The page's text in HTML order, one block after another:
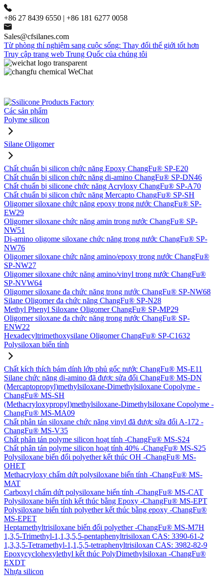
+86 27 8439 6550 | +86 181 6277 0058
Sales@cfsilanes.com
Từ phòng thí nghiệm sang cuộc sống: Thay đổi thế giới tốt hơn
Truy cập trang web Trung Quốc của chúng tôi
Các sản phẩm
Polyme silicon
Silane Oligomer
Chất chuẩn bị silicon chức năng Epoxy ChangFu® SP-E20
Chất chuẩn bị silicon chức năng di-amino ChangFu® SP-DN46
Chất chuẩn bị silicone chức năng Acryloxy ChangFu® SP-A70
Chất chuẩn bị silicon chức năng Mercapto ChangFu® SP-SH
Oligomer siloxane chức năng epoxy trong nước ChangFu® SP-
EW29
Oligomer siloxane chức năng amin trong nước ChangFu® SP-
NW51
Di-amino oligome siloxane chức năng trong nước ChangFu® SP-
NW76
Oligomer siloxane chức năng amino/epoxy trong nước ChangFu®
SP-NW27
Oligomer siloxane chức năng amino/vinyl trong nước ChangFu®
SP-NVW64
Oligomer siloxane đa chức năng trong nước ChangFu® SP-NW68
Silane Oligomer đa chức năng ChangFu® SP-N28
Methyl Phenyl Siloxane Oligomer ChangFu® SP-MP29
Oligomer siloxane đa chức năng trong nước ChangFu® SP-
ENW22
Hexadecyltrimethoxysilane Oligomer ChangFu® SP-C1632
Polysiloxan biến tính
Chất kích thích bám dính lớp phủ gốc nước ChangFu® MS-E11
Silane chức năng di-amino đã được sửa đổi ChangFu® MS-DN
(Mercaptopropyl)methylsiloxane-Dimethylsiloxane Copolyme -
ChangFu® MS-SH
(Methacryloxypropyl)methylsiloxane-Dimethylsiloxane Copolyme -
ChangFu® MS-MA09
Chất phân tán siloxane chức năng vinyl đã được sửa đổi A-172 -
ChangFu® MS-V35
Chất phân tán polyme silicon hoạt tính -ChangFu® MS-S24
Chất phân tán polyme silicon hoạt tính 40% -ChangFu® MS-S25
Polysiloxane biến đổi polyether kết thúc OH -ChangFu® MS-
OHET
Methacryloxy chấm dứt polysiloxane biến tính -ChangFu® MS-
MAT
Carboxyl chấm dứt polysiloxane biến tính -ChangFu® MS-CAT
Polysiloxane biến tính kết thúc bằng Epoxy -ChangFu® MS-EPT
Polysiloxane biến tính polyether kết thúc bằng epoxy -ChangFu®
MS-EPET
Heptamethyltrisiloxane biến đổi polyether -ChangFu® MS-M7H
1,3,5-Trimethyl-1,1,3,5,5-pentaphenyltrisiloxan CAS: 3390-61-2
1,3,3,5-Tetramethyl-1,1,5,5-tetraphenyltrisiloxan CAS: 3982-82-9
Epoxycyclohexylethyl kết thúc PolyDimethylsiloxan -ChangFu®
EXDT
Nhựa silicon